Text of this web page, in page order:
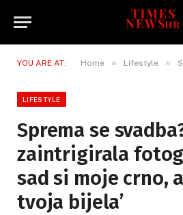
YOU ARE AT: Home » Lifestyle »
LIFESTYLE
Sprema se
zaintrigirala
sad si moje crno,
tvoja bijela’